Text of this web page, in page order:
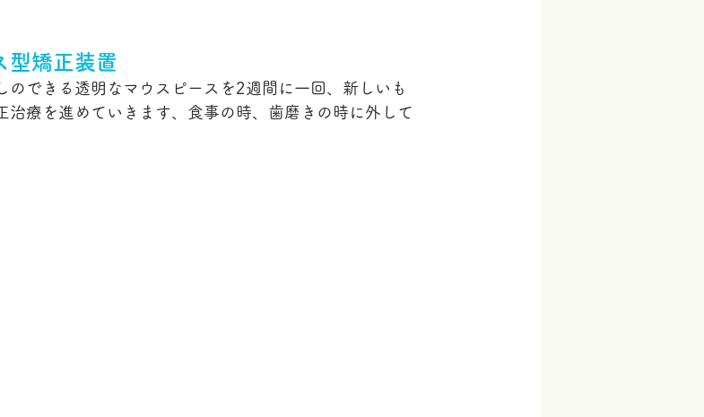
型矯正装置
のできる透明なマウスピースを2週間に一回、新しいも
治療を進めていきます、食事の時、歯磨きの時に外して